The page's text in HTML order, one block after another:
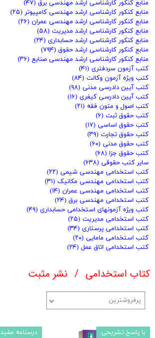
کتاب استخدامی نشر مثبت
پرفروشترین
با پاسخ تشریحی
درسنامه مفید
منابع کنکور کارشناسی ارشد مهندسی برق (۴۷)
منابع کنکور کارشناسی ارشد مهندسی کامپیوتر (۲۵)
منابع کنکور کارشناسی ارشد مهندسی عمران (۲۶)
منابع کنکور کارشناسی ارشد مدیریت (۵۸)
منابع کنکور کارشناسی ارشد حسابداری (۲۴)
منابع کنکور کارشناسی ارشد حقوق (۷۹۴)
منابع کنکور کارشناسی ارشد مهندسی صنایع (۳۶)
کتب آزمون سردفتری (۴۱)
کتب ویژه آزمون وکالت (۸۴)
کتب آیین دادرسی مدنی (۹۸)
کتب آیین دادرسی کیفری (۱۶)
کتب اصول و متون فقه (۲۱)
کتب حقوق ثبت (۶)
کتب حقوق اساسی (۱۷)
کتب حقوق تجارت (۳۹)
کتب حقوق مدنی (۶۰)
کتب حقوق جزا (۶۸)
سایر کتب حقوقی (۶۳۸)
کتب استخدامی مهندسی شیمی (۲۲)
کتب استخدامی مهندسی مکانیک (۳۱)
کتب استخدامی مهندسی عمران (۱۴)
کتب استخدامی مهندسی برق (۲۴)
کتب ویژه آزمونهای استخدامی حسابداری (۴۹)
کتب استخدامی مدیریت (۲۵)
کتب استخدامی پرستاری (۳۴)
کتب استخدامی مامایی (۲۰)
کتب استخدامی اتاق عمل (۲۴)